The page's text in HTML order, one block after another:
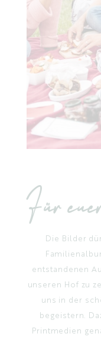
Für
Die Bilder
entstandenen
unseren Hof zu
uns in der
begeistern.
Printmedien